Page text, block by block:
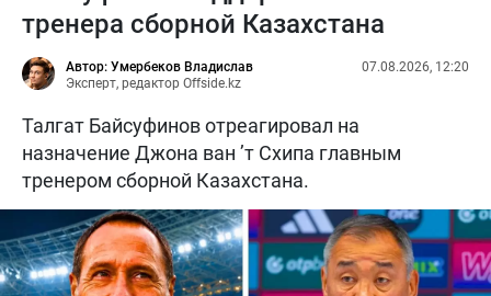
тренера сборной Казахстана
Автор: Умербеков Владислав
Эксперт, редактор Offside.kz
07.08.2026, 12:20
Талгат Байсуфинов отреагировал на
назначение Джона ван ’т Схипа главным
тренером сборной Казахстана.